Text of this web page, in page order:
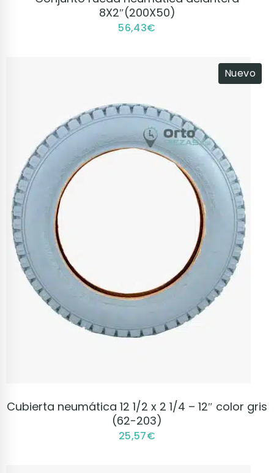
8X2″(200X50)
56,43€
Nuevo
VER PRODUCTO
Cubierta neumática 12 1/2 x 2 1/4 – 12″ color gris
(62-203)
25,57€